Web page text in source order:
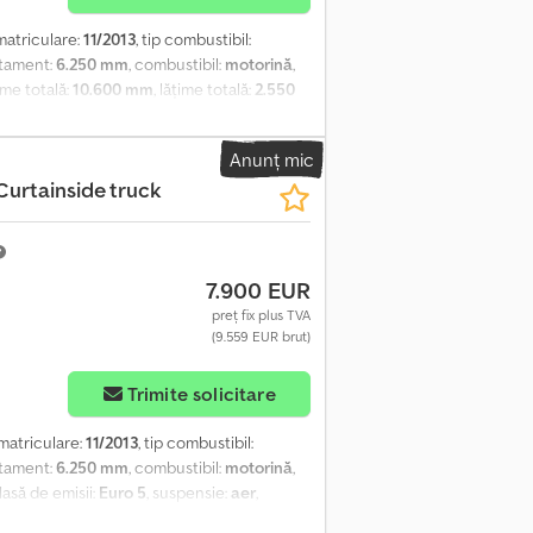
11/2013, tip combustibil:
6.250 mm, combustibil: motorină,
totală:10.600 mm, lățime totală: 2.550
condiționat de parcare, cuplaj
de combustibil, spoiler,
de combustibil din aluminiu -
player - Parasolar - Cuplă de
385/55 R 22.5; Directoare; Profil
295/60 R 22.5; Anvelope duble;
anvelopă dreapta interior: 20%; Profil
295/60 R 22.5; Anvelope duble;
anvelopă dreapta interior: 20%; Profil
kg Crodpfx Aezhvttskwsf MMA: 26.500
Anunț mic
truck
7.900 EUR
preț fix plus TVA
(9.559 EUR brut)
Trimite solicitare
11/2013, tip combustibil:
6.250 mm, combustibil: motorină,
de emisii: Euro 5, suspensie: aer,